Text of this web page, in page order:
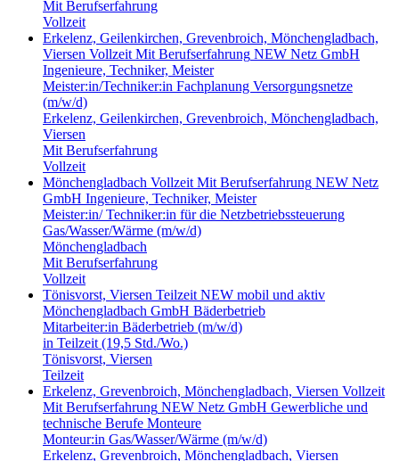
Mit Berufserfahrung
Vollzeit
Erkelenz, Geilenkirchen, Grevenbroich, Mönchengladbach,
Viersen Vollzeit Mit Berufserfahrung NEW Netz GmbH
Ingenieure, Techniker, Meister
Meister:in/Techniker:in Fachplanung Versorgungsnetze
(m/w/d)
Erkelenz, Geilenkirchen, Grevenbroich, Mönchengladbach,
Viersen
Mit Berufserfahrung
Vollzeit
Mönchengladbach Vollzeit Mit Berufserfahrung NEW Netz
GmbH Ingenieure, Techniker, Meister
Meister:in/ Techniker:in für die Netzbetriebssteuerung
Gas/Wasser/Wärme (m/w/d)
Mönchengladbach
Mit Berufserfahrung
Vollzeit
Tönisvorst, Viersen Teilzeit NEW mobil und aktiv
Mönchengladbach GmbH Bäderbetrieb
Mitarbeiter:in Bäderbetrieb (m/w/d)
in Teilzeit (19,5 Std./Wo.)
Tönisvorst, Viersen
Teilzeit
Erkelenz, Grevenbroich, Mönchengladbach, Viersen Vollzeit
Mit Berufserfahrung NEW Netz GmbH Gewerbliche und
technische Berufe Monteure
Monteur:in Gas/Wasser/Wärme (m/w/d)
Erkelenz, Grevenbroich, Mönchengladbach, Viersen